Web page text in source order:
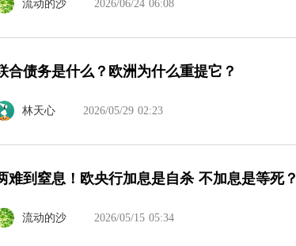
流动的沙 2026/06/24 06:08
合债务是什么？欧洲为什么重提它？
林天心 2026/05/29 02:23
难到窒息！欧央行加息是自杀 不加息是等死？
流动的沙 2026/05/15 05:34